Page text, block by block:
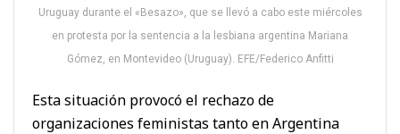
Uruguay durante el «Besazo», que se llevó a cabo este miércoles
en protesta por la sentencia a la lesbiana argentina Mariana
Gómez, en Montevideo (Uruguay). EFE/Federico Anfitti
Esta situación provocó el rechazo de
organizaciones feministas tanto en Argentina